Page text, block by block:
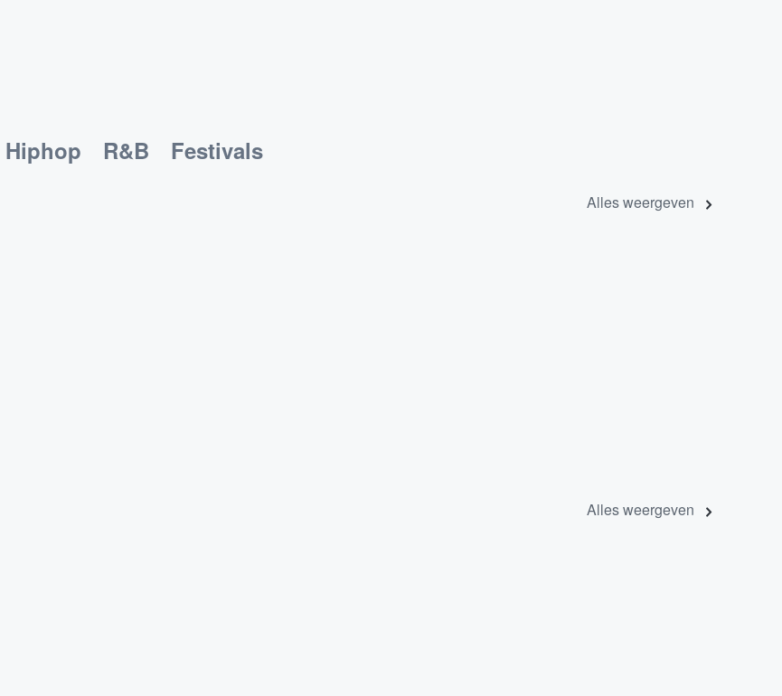
Hiphop R&B Festivals
Alles weergeven
Alles weergeven